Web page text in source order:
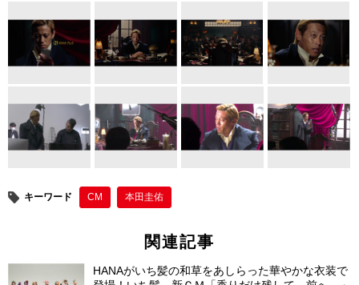
er e
b
o
k
e
st
キーワード CM 本田圭佑
関連記事
HANAがいち髪の和草をあしらった華やかな衣装で